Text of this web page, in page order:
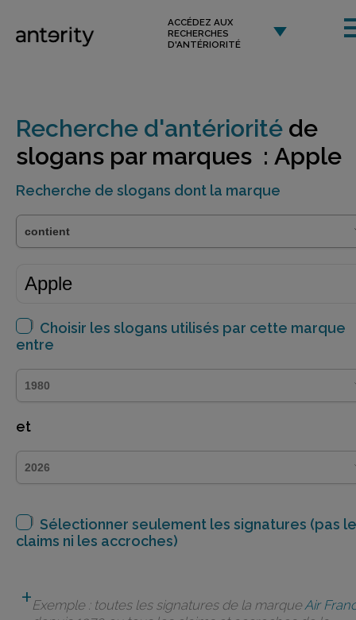
ACCÉDEZ AUX
RECHERCHES
D'ANTÉRIORITÉ
Recherche d'antériorité de
slogans par marques : Apple
Recherche de slogans dont la marque
Choisir les slogans utilisés par cette marque
entre
et
Sélectionner seulement les signatures (pas
claims ni les accroches)
Exemple : toutes les signatures de la marqueAir